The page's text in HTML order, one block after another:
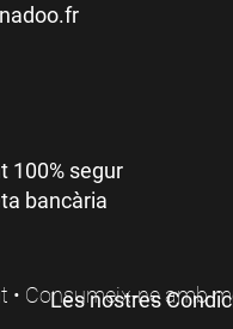
100% segur
bancària
• Consumeix-ne amb
Les nostres